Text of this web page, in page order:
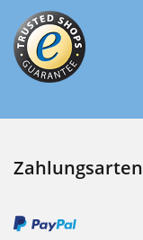
Zahlungsarten